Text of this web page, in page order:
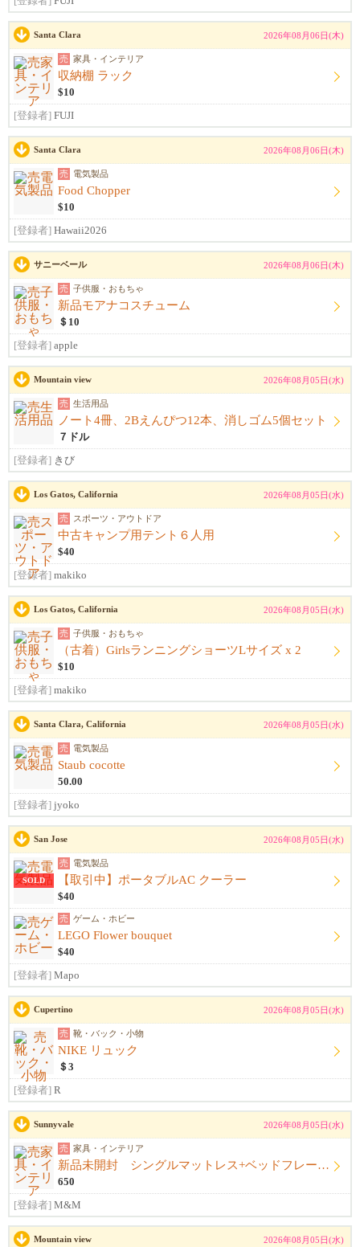
Santa Clara 2026年08月06日(木)
売 家具・インテリア
収納棚 ラック
$10
[登録者] FUJI
Santa Clara 2026年08月06日(木)
売 電気製品
Food Chopper
$10
[登録者] Hawaii2026
サニーベール 2026年08月06日(木)
売 子供服・おもちゃ
新品モアナコスチューム
＄10
[登録者] apple
Mountain view 2026年08月05日(水)
売 生活用品
ノート4冊、2Bえんぴつ12本、消しゴム5個セット
７ドル
[登録者] きび
Los Gatos, California 2026年08月05日(水)
売 スポーツ・アウトドア
中古キャンプ用テント６人用
$40
[登録者] makiko
Los Gatos, California 2026年08月05日(水)
売 子供服・おもちゃ
（古着）GirlsランニングショーツLサイズ x 2
$10
[登録者] makiko
Santa Clara, California 2026年08月05日(水)
売 電気製品
Staub cocotte
50.00
[登録者] jyoko
San Jose 2026年08月05日(水)
SOLD
売 電気製品
【取引中】ポータブルAC クーラー
$40
売 ゲーム・ホビー
LEGO Flower bouquet
$40
[登録者] Mapo
Cupertino 2026年08月05日(水)
売 靴・バック・小物
NIKE リュック
＄3
[登録者] R
Sunnyvale 2026年08月05日(水)
売 家具・インテリア
新品未開封 シングルマットレス+ベッドフレーム+シーツ
650
[登録者] M&M
Mountain view 2026年08月05日(水)